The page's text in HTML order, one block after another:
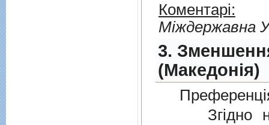
Коментарі:
Мiждержавна
3.
(Македонія)
Згідно